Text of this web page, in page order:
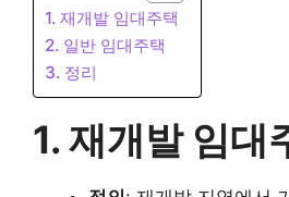
1. 재개발 임대주택
2. 일반 임대주택
3. 정리
1. 재개발 임대